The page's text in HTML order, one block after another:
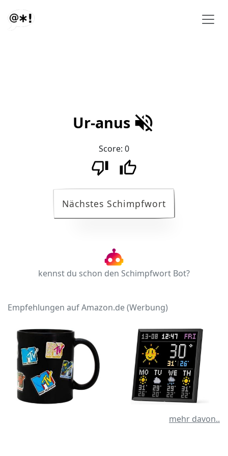
Ur-anus
Score: 0
Nächstes Schimpfwort
kennst du schon den Schimpfwort Bot?
Empfehlungen auf Amazon.de (Werbung)
mehr davon..